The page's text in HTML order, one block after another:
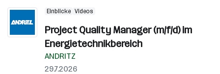
Einblicke Videos
Project Quality Manager (m/f/d) im
Energietechnikbereich
ANDRITZ
29.7.2026